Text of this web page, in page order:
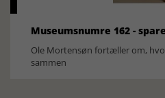
Museumsnumre 162 -
Ole Mortensøn fortæller om,
sammen